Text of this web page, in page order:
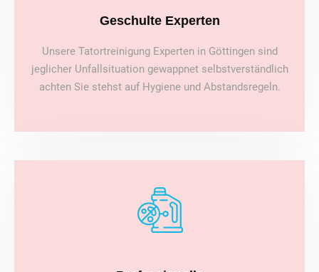
Geschulte Experten
Unsere Tatortreinigung Experten in Göttingen sind
jeglicher Unfallsituation gewappnet selbstverständlich
achten Sie stehst auf Hygiene und Abstandsregeln.